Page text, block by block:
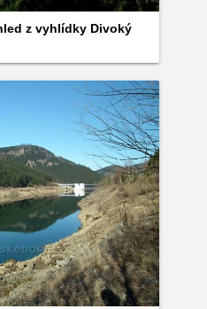
z vyhlídky Divoký